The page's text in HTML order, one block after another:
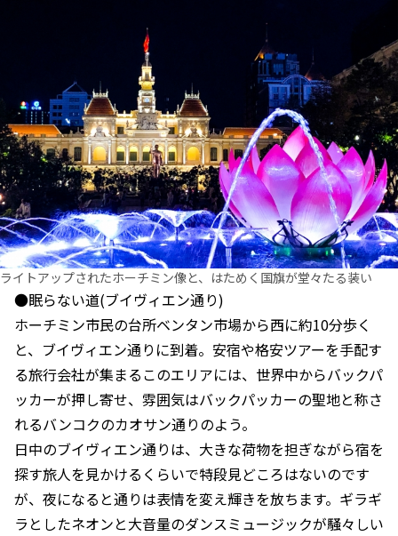
ライトアップされたホーチミン像と、はためく国旗が堂々たる装い
●眠らない道(ブイヴィエン通り)
ホーチミン市民の台所ベンタン市場から西に約10分歩く
と、ブイヴィエン通りに到着。安宿や格安ツアーを手配す
る旅行会社が集まるこのエリアには、世界中からバックパ
ッカーが押し寄せ、雰囲気はバックパッカーの聖地と称さ
れるバンコクのカオサン通りのよう。
日中のブイヴィエン通りは、大きな荷物を担ぎながら宿を
探す旅人を見かけるくらいで特段見どころはないのです
が、夜になると通りは表情を変え輝きを放ちます。ギラギ
ラとしたネオンと大音量のダンスミュージックが騒々しい